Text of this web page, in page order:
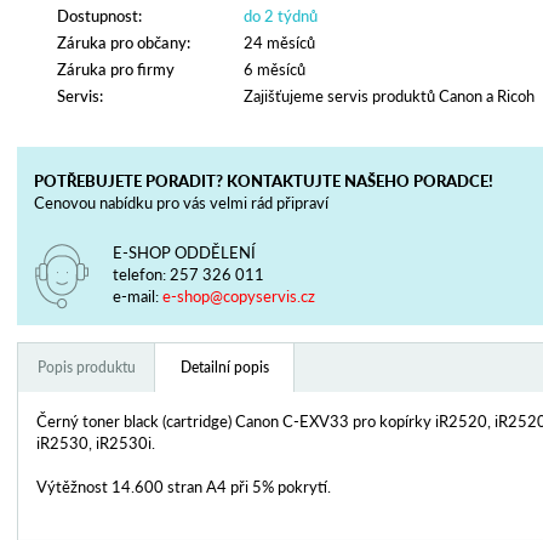
Dostupnost:
do 2 týdnů
Záruka pro občany:
24 měsíců
Záruka pro firmy
6 měsíců
Servis:
Zajišťujeme servis produktů Canon a Ricoh
POTŘEBUJETE PORADIT? KONTAKTUJTE NAŠEHO PORADCE!
Cenovou nabídku pro vás velmi rád připraví
E-SHOP ODDĚLENÍ
telefon: 257 326 011
e-mail:e-shop@copyservis.cz
Popis produktu Detailní popis
Černý toner black (cartridge) Canon C-EXV33 pro kopírky iR2520,
iR2530, iR2530i.
Výtěžnost 14.600 stran A4 při 5% pokrytí.